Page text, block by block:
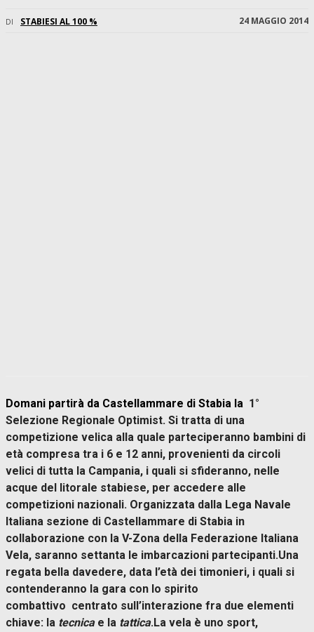
DI STABIESI AL 100 % 24 MAGGIO 2014
Domani partirà da Castellammare di Stabia la 1°
Selezione Regionale Optimist. Si tratta di una
competizione velica alla quale parteciperanno bambini di
età compresa tra i 6 e 12 anni, provenienti da circoli
velici di tutta la Campania, i quali si sfideranno, nelle
acque del litorale stabiese, per accedere alle
competizioni nazionali. Organizzata dalla Lega Navale
Italiana sezione di Castellammare di Stabia in
collaborazione con la V-Zona della Federazione Italiana
Vela, saranno settanta le imbarcazioni partecipanti.Una
regata bella davedere, data l’età dei timonieri, i quali si
contenderanno la gara con lo spirito
combattivo centrato sull’interazione fra due elementi
chiave: la tecnicae la tattica.La vela è uno sport,